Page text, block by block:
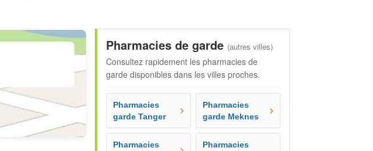
Pharmacies de garde (autres villes)
Consultez rapidement les pharmacies de
garde disponibles dans les villes proches.
Pharmacies
garde Tanger
Pharmacies
garde Meknes
Pharmacies
Pharmacies